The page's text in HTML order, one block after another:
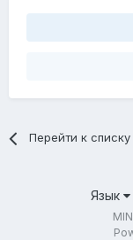
Перейти к
Язык